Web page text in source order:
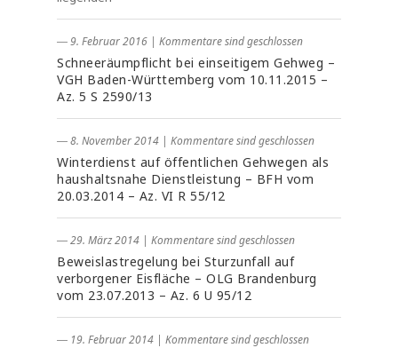
― 9. Februar 2016 | Kommentare sind geschlossen
Schneeräumpflicht bei einseitigem Gehweg –
VGH Baden-Württemberg vom 10.11.2015 –
Az. 5 S 2590/13
― 8. November 2014 | Kommentare sind geschlossen
Winterdienst auf öffentlichen Gehwegen als
haushaltsnahe Dienstleistung – BFH vom
20.03.2014 – Az. VI R 55/12
― 29. März 2014 | Kommentare sind geschlossen
Beweislastregelung bei Sturzunfall auf
verborgener Eisfläche – OLG Brandenburg
vom 23.07.2013 – Az. 6 U 95/12
― 19. Februar 2014 | Kommentare sind geschlossen